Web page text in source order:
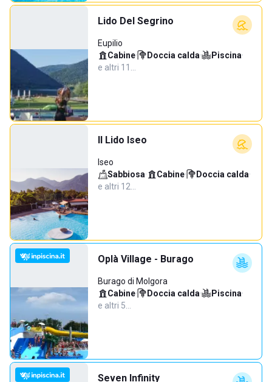
Lido Del Segrino
Eupilio
Cabine· Doccia calda· Piscina·
e altri 11…
Il Lido Iseo
Iseo
Sabbiosa· Cabine· Doccia calda·
e altri 12…
Oplà Village - Burago
Burago di Molgora
Cabine· Doccia calda· Piscina·
e altri 5…
Seven Infinity